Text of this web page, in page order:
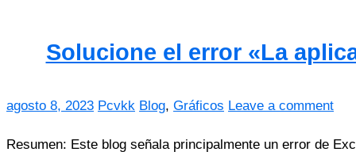
Solucione el error «La
agosto 8, 2023 Pcvkk Blog, Gráficos Leave a comment
Resumen: Este blog señala principalmente un error de